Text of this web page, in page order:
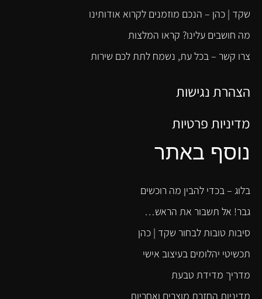
שקד | כהן – הנכם מוזמנים לקרוא אודותינו
מה חושבים עלינו? קראו המלצות
צרו קשר – בכל עת, נשמח לתת לכם שירות
הצהרת נגישות
מדיניות פרטיות
נוסף באתר
בלוג – בכדי להבין מה רוכשים
גבר! אל תשבור את הראש…
סיבות טובות לבחור שקד | כהן
תכשיטי יהלומים בעיצוב אישי
מדריך מדידת טבעת
מדיניות החזרת מוצרים ואחריות